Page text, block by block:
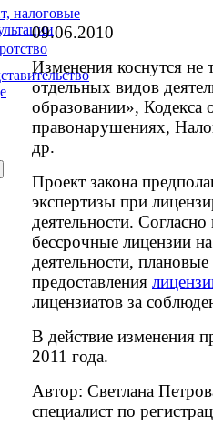
налоговые
09.06.2010
Изменения коснутся не
отдельных видов
образовании», Кодекса
правонарушениях,
др.
Проект закона
экспертизы при
деятельности.
бессрочные лицензии
деятельности,
предоставления
лицензиатов за
В действие изменения
2011 года.
Автор: Светлана
специалист по